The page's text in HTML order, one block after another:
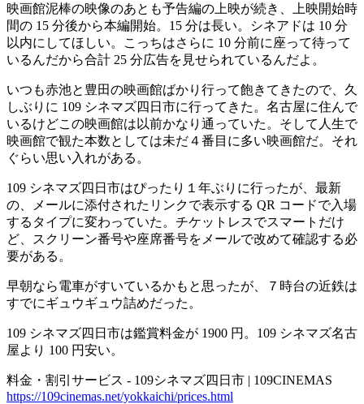
映画館泥棒の映像のあとも予告編の上映が続き、上映開始時
間の 15 分後から本編開始。15 分は長い。シネアドは 10 分
以内にしてほしい。こっちはさらに 10 分前に座って待って
いるんだから合計 25 分広告を見せられているんだよ。
いつも赤池と豊田の映画館ばかり行って飽きてきたので、久
しぶりに 109 シネマズ四日市に行ってきた。名古屋に住んで
いるけどこの映画館は以前かなり通っていた。そして人生で
映画館で観た本数としては未だ４番目に多い映画館だ。それ
ぐらい思い入れがある。
109 シネマズ四日市はぴったり１年ぶりに行ったが、最新
の、メールに添付されたリンクで表示する QR コードで入場
するタイプに変わっていた。チケットレスでスマートだけ
ど、スクリーン番号や座席番号をメールで改めて確認する必
要がある。
早朝なら電車がすいているかもと思ったが、７時台の近鉄は
すでにギュウギュウ詰めだった。
109 シネマズ四日市は鑑賞料金が 1900 円。109 シネマズ名古
屋より 100 円安い。
料金・割引サービス - 109シネマズ四日市 | 109CINEMAS
https://109cinemas.net/yokkaichi/prices.html